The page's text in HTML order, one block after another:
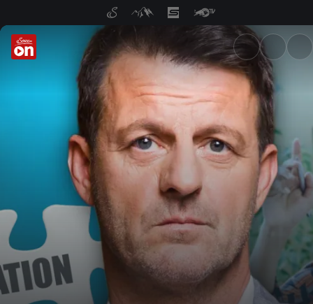
ServusTV On: Livestreams,